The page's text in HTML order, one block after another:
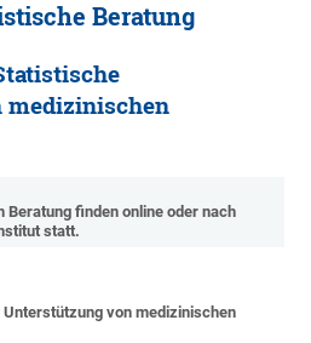
Beratung
medizinischen
Beratung finden online oder nach
statt.
von medizinischen